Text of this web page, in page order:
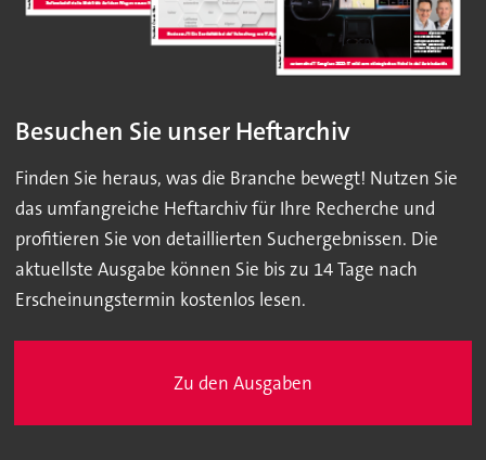
Besuchen Sie unser Heftarchiv
Finden Sie heraus, was die Branche bewegt! Nutzen Sie
das umfangreiche Heftarchiv für Ihre Recherche und
profitieren Sie von detaillierten Suchergebnissen. Die
aktuellste Ausgabe können Sie bis zu 14 Tage nach
Erscheinungstermin kostenlos lesen.
Zu den Ausgaben